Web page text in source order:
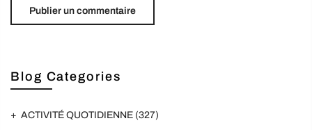
Blog Categories
ACTIVITÉ QUOTIDIENNE (327)